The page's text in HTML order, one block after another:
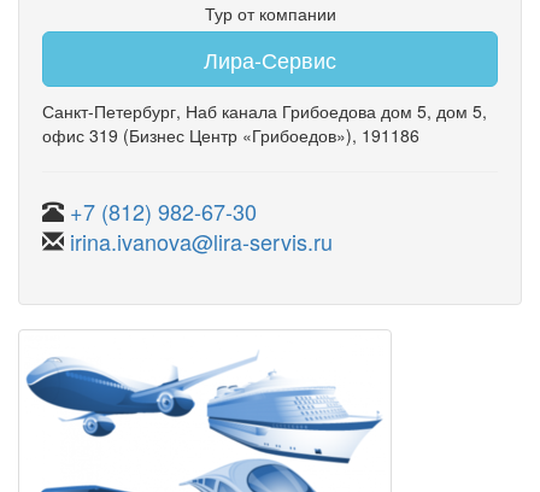
Тур от компании
Лира-Сервис
Санкт-Петербург, Наб канала Грибоедова дом 5, дом 5,
офис 319 (Бизнес Центр «Грибоедов»), 191186
+7 (812) 982-67-30
irina.ivanova@lira-servis.ru